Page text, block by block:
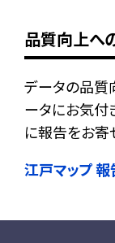
品質向上へ
データの品質
ータにお気付
に報告をお寄
江戸マップ 報